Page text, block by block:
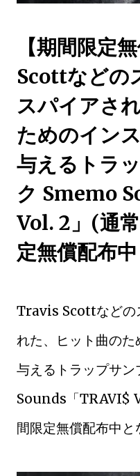
【期間限定
Scottなどの
スパイアさ
ためのイン
与えるトラ
ク Smemo
Vol. 2」(通
定無償配布中
Travis Scottなどの
れた、ヒット曲の
与えるトラップサ
Sounds「TRAVI$
間限定無償配布中と